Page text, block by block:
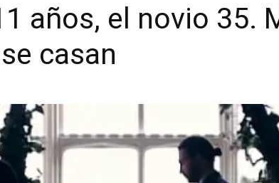
años, el novio 35.
casan